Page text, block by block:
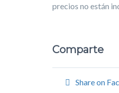
precios no están
Comparte
Share on